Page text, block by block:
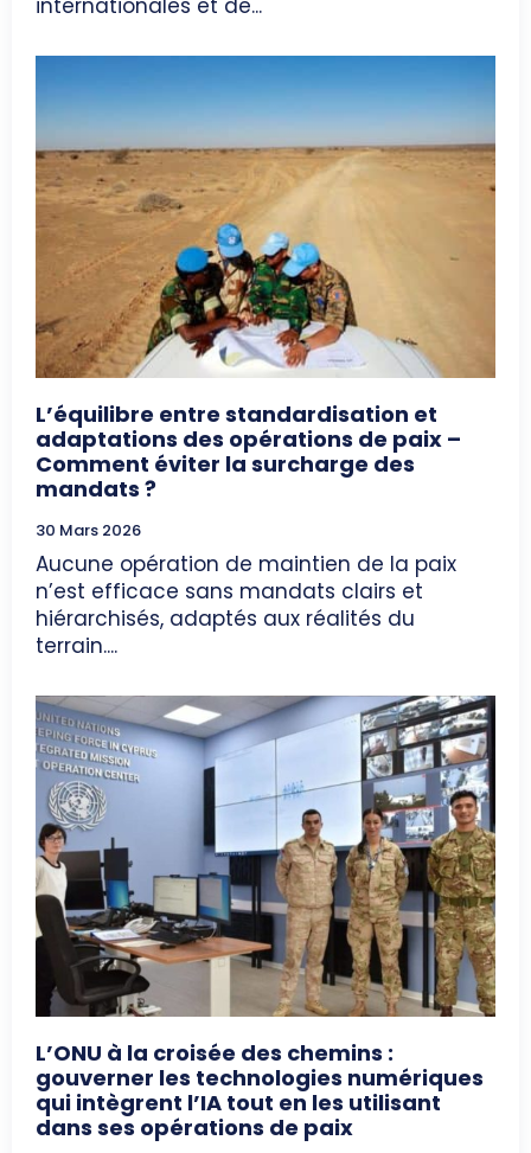
internationales et de...
L’équilibre entre standardisation et
adaptations des opérations de paix –
Comment éviter la surcharge des
mandats ?
30 Mars 2026
Aucune opération de maintien de la paix
n’est efficace sans mandats clairs et
hiérarchisés, adaptés aux réalités du
terrain....
L’ONU à la croisée des chemins :
gouverner les technologies numériques
qui intègrent l’IA tout en les utilisant
dans ses opérations de paix